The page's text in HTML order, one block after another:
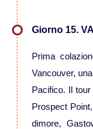
Giorno 15.
Prima
Vancouver,
Pacifico. Il
Prospect
dimore,